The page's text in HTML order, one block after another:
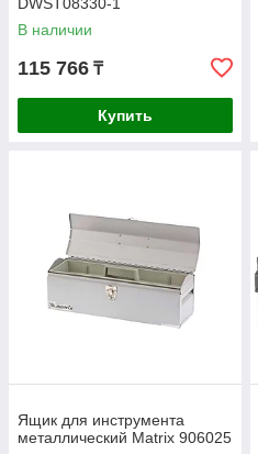
В наличии
115 766 ₸
Купить
Ящик для инструмента
металлический Matrix 906025